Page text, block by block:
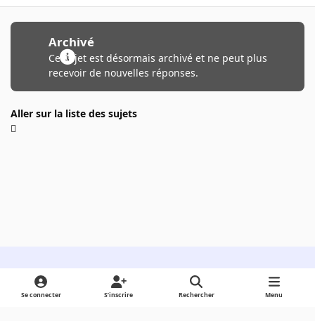
Archivé
Ce sujet est désormais archivé et ne peut plus
recevoir de nouvelles réponses.
Aller sur la liste des sujets
Light ModeDark ModeSystem Preference
Se connecter S’inscrire Rechercher Menu